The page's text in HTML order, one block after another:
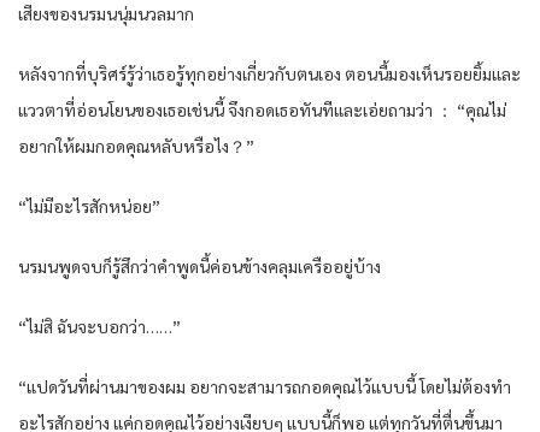
เสียงของนรมนนุ่มนวลมาก
หลังจากที่บุริศร์รู้ว่าเธอรู้ทุกอย่างเกี่ยวกับตนเอง ตอนนี้มองเห็นรอยยิ้มและ
แววตาที่อ่อนโยนของเธอเช่นนี้ จึงกอดเธอทันทีและเอ่ยถามว่า ： “คุณไม่
อยากให้ผมกอดคุณหลับหรือไง？”
“ไม่มีอะไรสักหน่อย”
นรมนพูดจบก็รู้สึกว่าคำพูดนี้ค่อนข้างคลุมเครืออยู่บ้าง
“ไม่สิ ฉันจะบอกว่า……”
“แปดวันที่ผ่านมาของผม อยากจะสามารถกอดคุณไว้แบบนี้ โดยไม่ต้องทำ
อะไรสักอย่าง แค่กอดคุณไว้อย่างเงียบๆ แบบนี้ก็พอ แต่ทุกวันที่ตื่นขึ้นมา